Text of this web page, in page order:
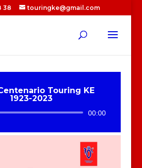
38 touringke@gmail.com
Touring KE
1923-2023
Reproductor
audio
00:00